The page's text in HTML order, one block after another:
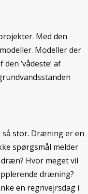
Med den
Modeller der
’vådeste’ af
stor. Dræning er en
spørgsmål melder
Hvor meget vil
dræning?
en regnvejrsdag i